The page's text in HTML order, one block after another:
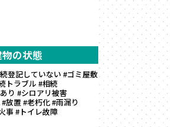
の状態
登記していない #ゴミ屋敷
トラブル#相続
り #シロアリ被害
#放置#老朽化#雨漏り
事#トイレ故障